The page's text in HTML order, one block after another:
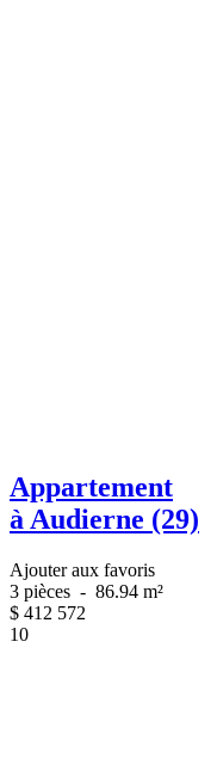
Appartement
à Audierne (29)
Ajouter aux favoris
3 pièces - 86.94 m²
$ 412 572
10